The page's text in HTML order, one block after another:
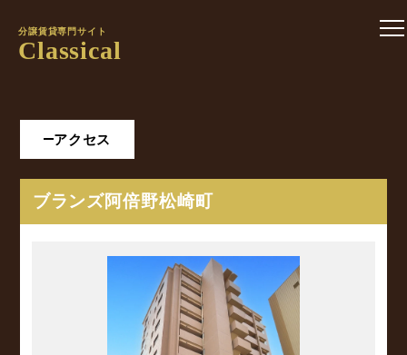
分譲賃貸専門サイト
Classical
アクセス
ブランズ阿倍野松崎町